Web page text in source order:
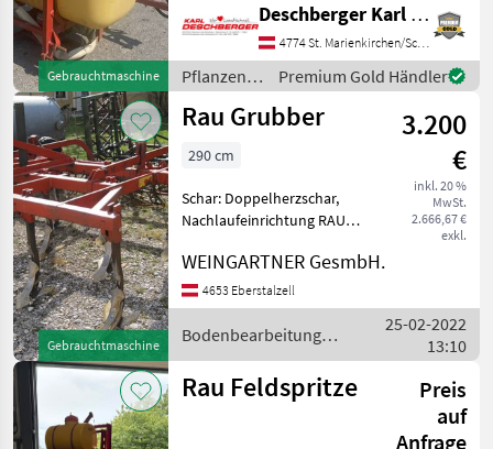
Gebrauchtmaschine
mech. Klappung und
Gelenkwelle; Ihr
Ansprechpartner - Hr.
Pöcherstorfer Manuel
Pflanzensch
Deschberger Karl Landtechnik GesmbH & Co KG
4774 St. Marienkirchen/Schärding
Pflanzenschutz
/ Rau
Premium Gold Händler
Gebrauchtmaschine
Rau Grubber
3.200
€
inkl. 20 %
MwSt.
2.666,67 €
exkl.
290 cm
Schar: Doppelherzschar,
Nachlaufeinrichtung RAU
Walze, 2, 9 m Breit, 13
Doppelherz-Scharen, 7
Striegelzinken, 1-reihige
Walze hinten (geteilt
WEINGARTNER GesmbH.
4653 Eberstalzell
Bodenbearbeitung /
Rau
25-02-2022
13:10
Rau Feldspritze
Preis
auf
Anfrage